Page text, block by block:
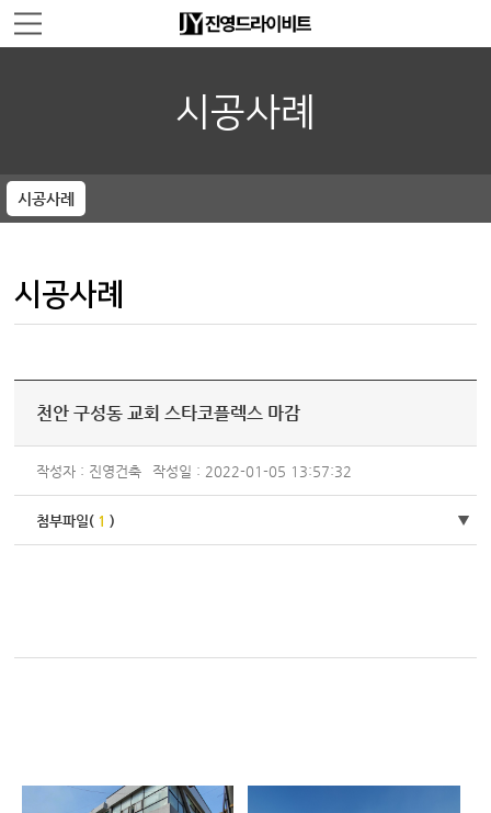
시공사례
시공사례
시공사례
천안 구성동 교회 스타코플렉스 마감
작성자 : 진영건축 작성일 : 2022-01-05 13:57:32
첨부파일( 1 )